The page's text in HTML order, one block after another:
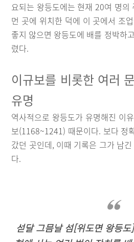
요되는 왕등도에는 현재 20여 명의
먼 곳에 위치한 덕에 이 곳에서 조
좋지 않으면 왕등도에 배를 정박하
렸다.
이규보를 비롯한 여러
유명
역사적으로 왕등도가 유명해진 이
보(1168~1241) 때문이다. 보다 정
갔던 곳인데, 이때 기록은 그가 남
다.
섣달 그믐날 섬[위도면 왕등